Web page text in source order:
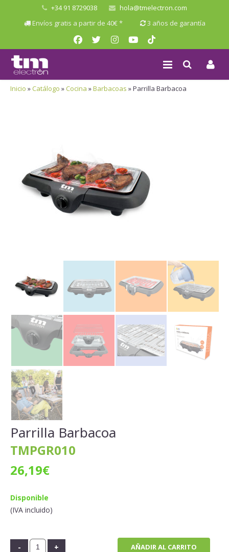
+34 91 8729038
hola@tmelectron.com
Envíos gratis a partir de 40€ *
3 años de garantía
Inicio » Catálogo » Cocina »Barbacoas »Parrilla Barbacoa
Parrilla Barbacoa
TMPGR010
26,19€
Disponible
(IVA incluido)
AÑADIR AL CARRITO